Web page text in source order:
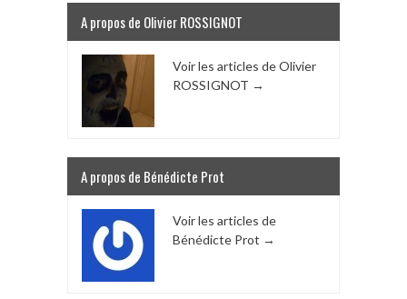
A propos de Olivier ROSSIGNOT
Voir les articles de Olivier
ROSSIGNOT →
A propos de Bénédicte Prot
Voir les articles de
Bénédicte Prot →